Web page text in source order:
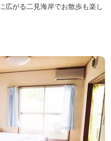
広がる二見海岸でお散歩も楽し